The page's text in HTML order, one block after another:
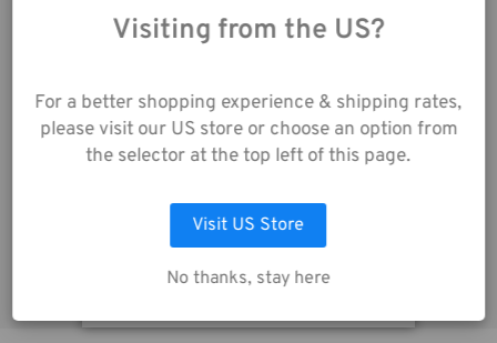
Tools Pouch 4 pour Cables - Noir
20,00€
web, vous acceptez la
collecte de données
notreAvis de
Confidentialité.
LAISSEZ MOI CHOISIR
ACCEPTER TOUS LES COOKIES
Visiting from the US?
For a better shopping experience & shipping rates,
please visit our US store or choose an option from
the selector at the top left of this page.
Visit US Store
No thanks, stay here